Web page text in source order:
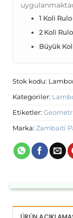
1 Koli Rulo
2 Koli
Büyük
Stok kodu:
Kategoriler:
Etiketler:
Marka: Zambaiti